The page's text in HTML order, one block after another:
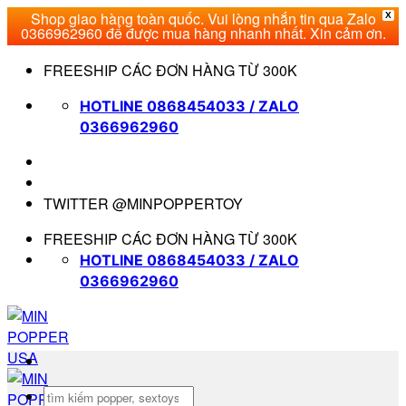
X
Shop giao hàng toàn quốc. Vui lòng nhắn tin qua Zalo
0366962960 để được mua hàng nhanh nhất. Xin cảm ơn.
qua
FREESHIP CÁC ĐƠN HÀNG TỪ 300K
HOTLINE 0868454033 / ZALO
0366962960
TWITTER @MINPOPPERTOY
FREESHIP CÁC ĐƠN HÀNG TỪ 300K
HOTLINE 0868454033 / ZALO
0366962960
Tìm